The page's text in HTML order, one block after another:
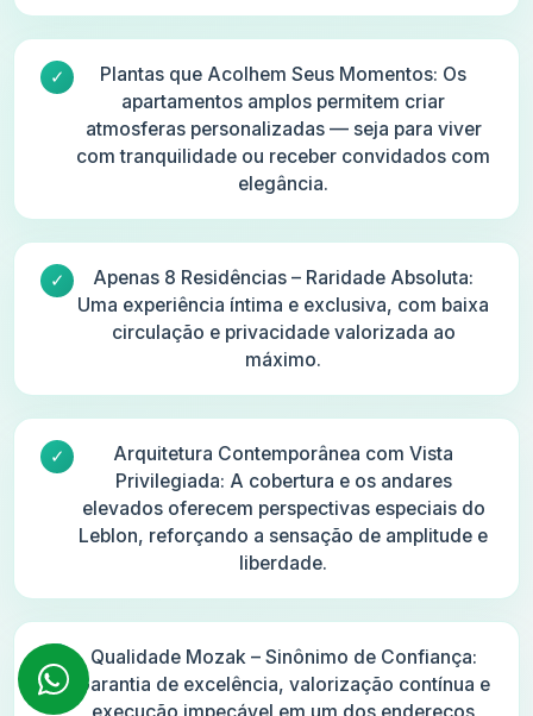
Plantas que Acolhem Seus Momentos: Os
apartamentos amplos permitem criar
atmosferas personalizadas — seja para viver
com tranquilidade ou receber convidados com
elegância.
Apenas 8 Residências – Raridade Absoluta:
Uma experiência íntima e exclusiva, com baixa
circulação e privacidade valorizada ao
máximo.
Arquitetura Contemporânea com Vista
Privilegiada: A cobertura e os andares
elevados oferecem perspectivas especiais do
Leblon, reforçando a sensação de amplitude e
liberdade.
Qualidade Mozak – Sinônimo de Confiança:
Garantia de excelência, valorização contínua e